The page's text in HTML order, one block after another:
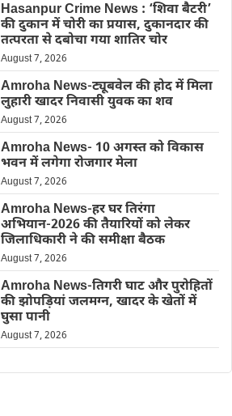
Hasanpur Crime News : ‘शिवा बैटरी’
की दुकान में चोरी का प्रयास, दुकानदार की
तत्परता से दबोचा गया शातिर चोर
August 7, 2026
Amroha News-ट्यूबवेल की होद में मिला
लुहारी खादर निवासी युवक का शव
August 7, 2026
Amroha News- 10 अगस्त को विकास
भवन में लगेगा रोजगार मेला
August 7, 2026
Amroha News-हर घर तिरंगा
अभियान-2026 की तैयारियों को लेकर
जिलाधिकारी ने की समीक्षा बैठक
August 7, 2026
Amroha News-तिगरी घाट और पुरोहितों
की झोपड़ियां जलमग्न, खादर के खेतों में
घुसा पानी
August 7, 2026